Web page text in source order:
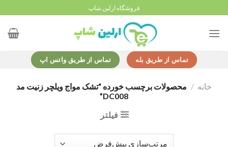
to
content
فروشگاه ارلین شاپ
تماس از طریق بله تماس از طریق واتس اپ
خانه / محصولات برچسب خورده “تشک مواج ویلچر زنیت مد
DC008”
فیلتر